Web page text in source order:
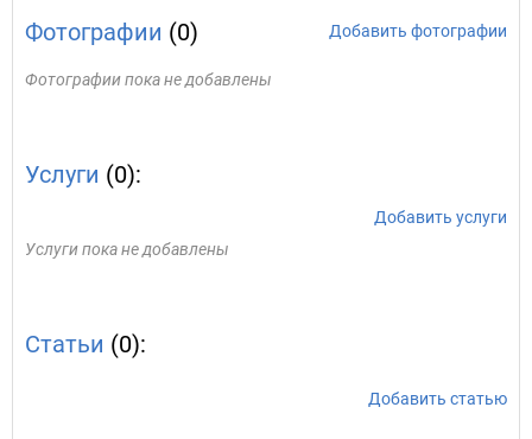
Фотографии (0) Добавить фотографии
Фотографии пока не добавлены
Услуги (0):
Добавить услуги
Услуги пока не добавлены
Статьи (0):
Добавить статью